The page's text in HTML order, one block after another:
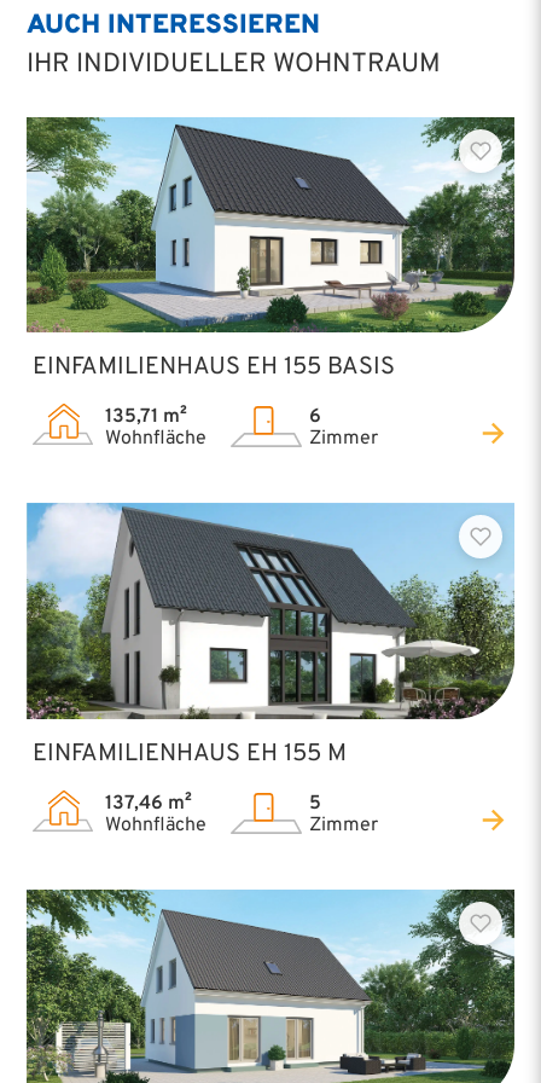
Willkommen zuhause.
AUCH INTERESSIEREN
IHR INDIVIDUELLER WOHNTRAUM
EINFAMILIENHAUS EH 155 BASIS
135,71 m²
Wohnfläche
6
Zimmer
EINFAMILIENHAUS EH 155 M
137,46 m²
Wohnfläche
5
Zimmer